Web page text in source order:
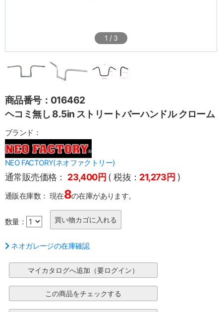
1 / 3
商品番号：016462
ヘコミ無し 8.5in ストリートバーハンドル クローム
ブランド：
NEO FACTORY(ネオファクトリー)
通常販売価格： 23,400円 ( 税抜： 21,273円 )
通販在庫数： 現在8の在庫があります。
数量：
ネオガレージの在庫確認